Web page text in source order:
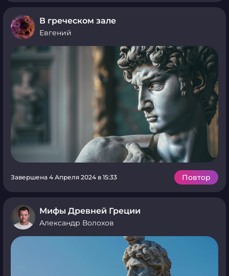
В греческом зале
Евгений
Завершена 4 Апреля 2024 в 15:33 Повтор
Мифы Древней Греции
Александр Волохов